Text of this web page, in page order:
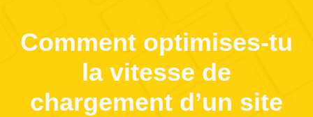
Comment optimises-tu
la vitesse de
chargement d’un site